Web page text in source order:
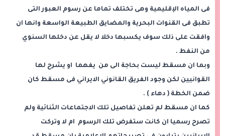
فى المياه الإقليمية وهى تختلف تماما عن رسوم العبور التى
تطبق فى القنوات البحرية والمضايق الطبيعة الواسعة وانها ان
وافقت على ذلك سوف يكسبها دخلا لا يقل عن دخلها السنوي
من النفط .
وبما ان مسقط ليست بحاجة الى من يفهما او يشرح لها
القوانيين لكن وجود الفريق القانوني الايراني فى مسقط كان
ضمن الخطة ( دهاء ) .
كما ان مسقط لم تعلن تفاصيل تلك الاجتماعات الثنائية ولم
تصرح رسميا ان كانت ستفرض تلك الرسوم ام لا وتركت